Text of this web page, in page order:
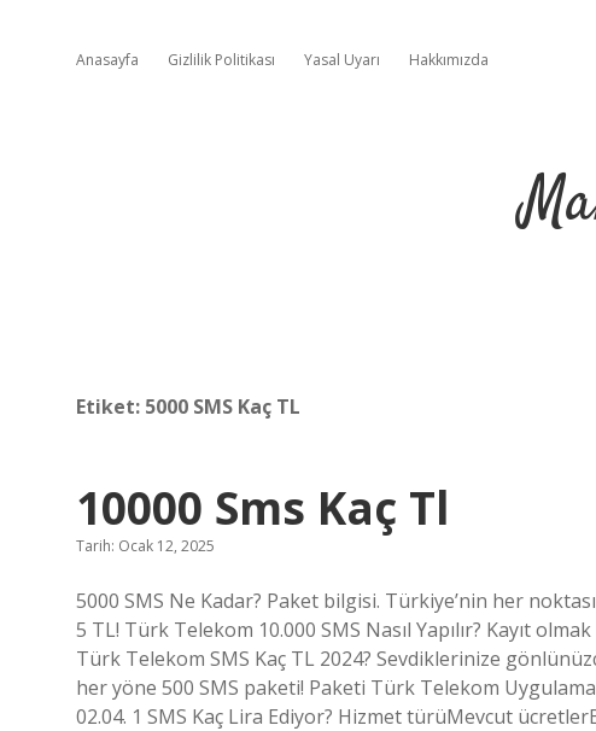
Anasayfa Gizlilik Politikası Yasal Uyarı Hakkımızda
Etiket: 5000 SMS Kaç TL
10000 Sms Kaç Tl
Tarih: Ocak 12, 2025
5000 SMS Ne Kadar? Paket bilgisi. Türkiye’nin her
5 TL! Türk Telekom 10.000 SMS Nasıl Yapılır? Kayıt
Türk Telekom SMS Kaç TL 2024? Sevdiklerinize
her yöne 500 SMS paketi! Paketi Türk Telekom
02.04. 1 SMS Kaç Lira Ediyor? Hizmet türüMevcut